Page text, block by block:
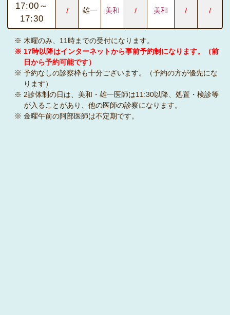
17:00～
17:30
/ 雄一 美和 / 美和 / /
※ 木曜のみ、11時までの受付になります。
※ 17時以降はインターネットから事前予約制になります。（前
日から予約可能です）
※ 予約なしの診察枠も十分ございます。（予約の方が優先にな
ります）
※ 2診体制の日は、美和・雄一医師は11:30以降、処置・検診等
が入ることがあり、他の医師の診察になります。
※ 金曜午前の阿部医師は不定期です。